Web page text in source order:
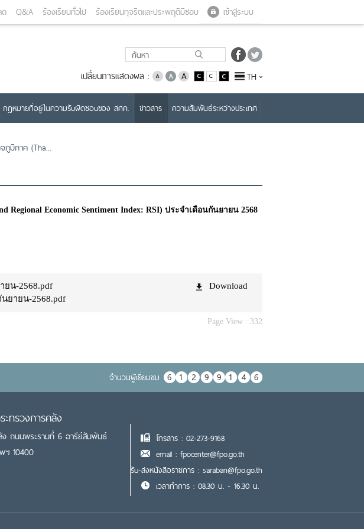
เข้าสู่ระบบ
ด Q&A ร้องเรียนทั่วไป ร้องเรียนทุจริตและประพฤติมิชอบ
เปลี่ยนการแสดงผล : TH
กฎหมายที่อยู่ในความรับผิดชอบของ สศค. ข่าวสาร ความสัมพันธ์ระหว่างประเทศ
ภูมิภาค (Tha...
Economic Sentiment Index: RSI) ประจำเดือนกันยายน 2568
ยน-2568.pdf
ยายน-2568.pdf
Download
Page View : 332
จำนวนผู้เยื่ยมชม
ทรวงการคลัง
ง ถนนพระรามที่ 6 อารีย์สัมพันธ์
ฯ 10400
โทรสาร : 02-273-9168
email : fpocenter@fpo.go.th
รับ-ส่งหนังสือราชการ : saraban@fpo.go.th
เวลาทำการ : 08.30 น. - 16.30 น.